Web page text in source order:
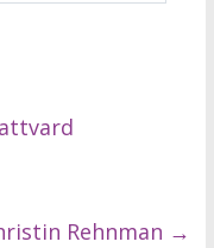
Rehnman →